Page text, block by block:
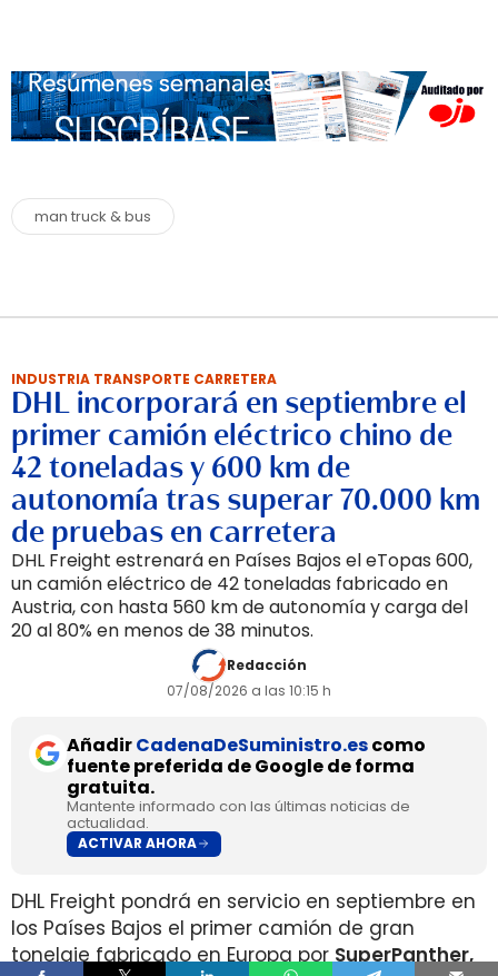
man truck & bus
INDUSTRIA TRANSPORTE CARRETERA
DHL incorporará en septiembre el
primer camión eléctrico chino de
42 toneladas y 600 km de
autonomía tras superar 70.000 km
de pruebas en carretera
DHL Freight estrenará en Países Bajos el eTopas 600,
un camión eléctrico de 42 toneladas fabricado en
Austria, con hasta 560 km de autonomía y carga del
20 al 80% en menos de 38 minutos.
Redacción
07/08/2026 a las 10:15 h
AñadirCadenaDeSuministro.escomo
fuente preferida de Google de forma
gratuita.
Mantente informado con las últimas noticias de
actualidad.
ACTIVAR AHORA
DHL Freight pondrá en servicio en septiembre en
los Países Bajos el primer camión de gran
tonelaje fabricado en Europa por SuperPanther,